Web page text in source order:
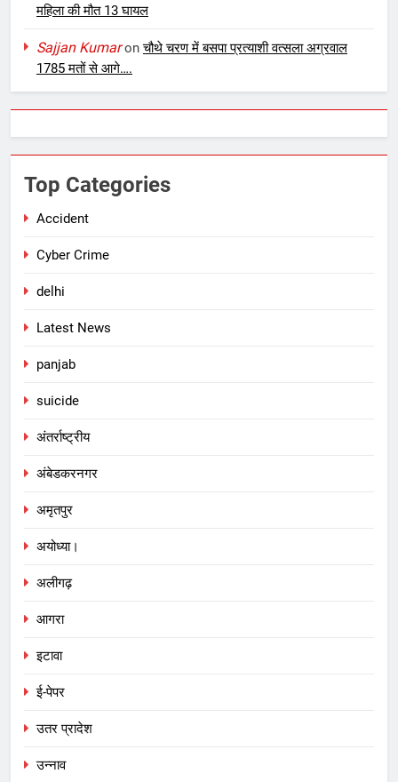
महिला की मौत 13 घायल
Sajjan Kumaronचौथे चरण में बसपा प्रत्याशी वत्सला अग्रवाल
1785 मतों से आगे….
Top Categories
Accident
Cyber Crime
delhi
Latest News
panjab
suicide
अंतर्राष्ट्रीय
अंबेडकरनगर
अमृतपुर
अयोध्या।
अलीगढ़
आगरा
इटावा
ई-पेपर
उतर प्रादेश
उन्नाव